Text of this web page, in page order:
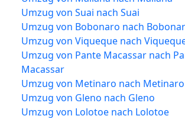
Umzug von Suai nach Suai
Umzug von Bobonaro nach
Umzug von Viqueque nach
Umzug von Pante Macassar nach
Macassar
Umzug von Metinaro nach Metinaro
Umzug von Gleno nach Gleno
Umzug von Lolotoe nach Lolotoe